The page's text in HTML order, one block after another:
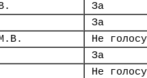
За
За
Не
За
Не